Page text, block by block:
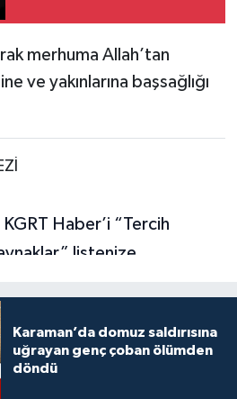
merhuma Allah’tan
ve yakınlarına başsağlığı
Karaman’da domuz saldırısına
uğrayan genç çoban ölümden
döndü